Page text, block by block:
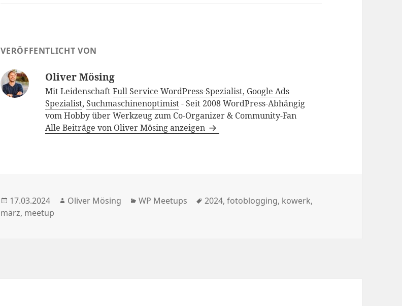
VERÖFFENTLICHT VON
Oliver Mösing
Mit LeidenschaftFull Service WordPress-Spezialist, Google Ads
Spezialist,Suchmaschinenoptimist- Seit 2008 WordPress-Abhängig
vom Hobby über Werkzeug zum Co-Organizer & Community-Fan
Alle Beiträge von Oliver Mösing anzeigen
Veröffentlicht
am
17.03.2024 Autor
Oliver Mösing Kategorien
WP Meetups Schlagwörter
2024,fotoblogging, kowerk,
märz, meetup